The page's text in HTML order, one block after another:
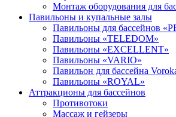
Монтаж оборудования для
Павильоны и купальные залы
Павильоны для бассейнов
Павильоны «TELEDOM»
Павильоны «EXCELLENT»
Павильоны «VARIO»
Павильон для бассейна
Павильоны «ROYAL»
Аттракционы для бассейнов
Противотоки
Массаж и гейзеры